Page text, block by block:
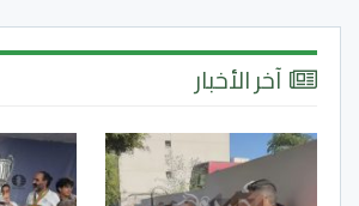
آخر الأخبار